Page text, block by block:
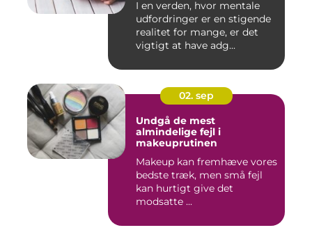
I en verden, hvor mentale
udfordringer er en stigende
realitet for mange, er det
vigtigt at have adg...
02. sep
Undgå de mest
almindelige fejl i
makeuprutinen
Makeup kan fremhæve vores
bedste træk, men små fejl
kan hurtigt give det
modsatte ...